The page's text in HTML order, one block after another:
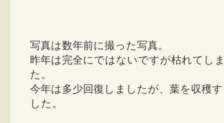
写真は数年前に撮った写真。
昨年は完全にではないですが枯れてし
た。
今年は多少回復しましたが、葉を収穫
した。